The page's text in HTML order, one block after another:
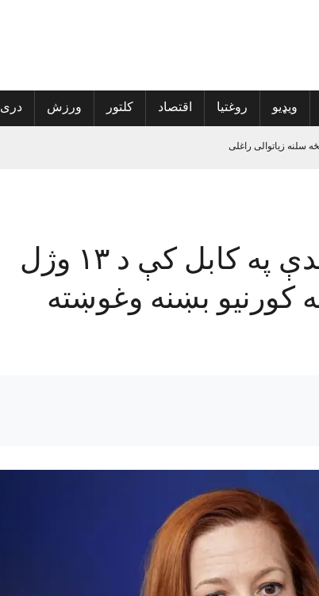
ویډیو روغتیا اقتصاد کلتور ورزش دری
سلنه زیاتوالی راغلی
نوم‌لړ کې راغلي
پیل کړی
د سپینې ماڼۍ پخوانۍ ویاندې په کابل کې د ۱۳ وژل
کورنیو بښنه وغوښته